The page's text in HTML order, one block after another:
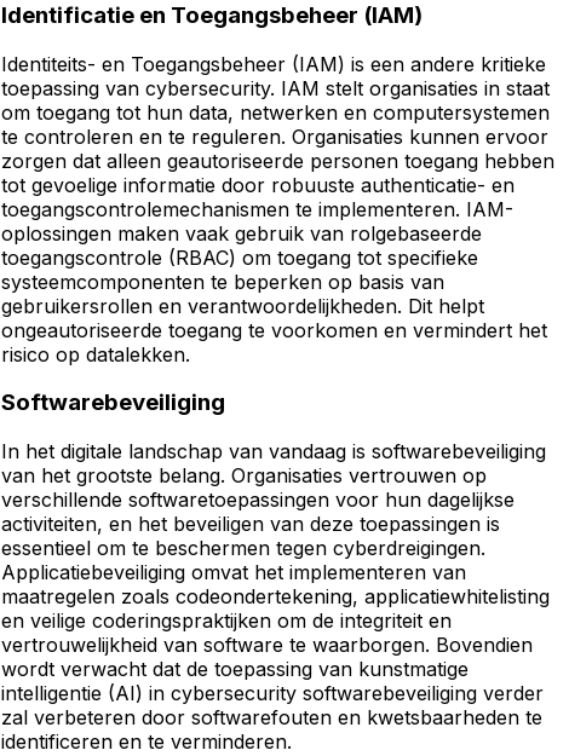
Identificatie en Toegangsbeheer (IAM)
Identiteits- en Toegangsbeheer (IAM) is een andere kritieke
toepassing van cybersecurity. IAM stelt organisaties in staat
om toegang tot hun data, netwerken en computersystemen
te controleren en te reguleren. Organisaties kunnen ervoor
zorgen dat alleen geautoriseerde personen toegang hebben
tot gevoelige informatie door robuuste authenticatie- en
toegangscontrolemechanismen te implementeren. IAM-
oplossingen maken vaak gebruik van rolgebaseerde
toegangscontrole (RBAC) om toegang tot specifieke
systeemcomponenten te beperken op basis van
gebruikersrollen en verantwoordelijkheden. Dit helpt
ongeautoriseerde toegang te voorkomen en vermindert het
risico op datalekken.
Softwarebeveiliging
In het digitale landschap van vandaag is softwarebeveiliging
van het grootste belang. Organisaties vertrouwen op
verschillende softwaretoepassingen voor hun dagelijkse
activiteiten, en het beveiligen van deze toepassingen is
essentieel om te beschermen tegen cyberdreigingen.
Applicatiebeveiliging omvat het implementeren van
maatregelen zoals codeondertekening, applicatiewhitelisting
en veilige coderingspraktijken om de integriteit en
vertrouwelijkheid van software te waarborgen. Bovendien
wordt verwacht dat de toepassing van kunstmatige
intelligentie (AI) in cybersecurity softwarebeveiliging verder
zal verbeteren door softwarefouten en kwetsbaarheden te
identificeren en te verminderen.